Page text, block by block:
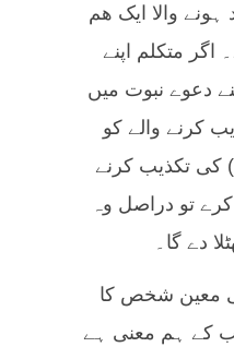
والا ایک ھم
متکلم اپنے
دعوے نبوت میں
کرنے والے کو
کی تکذیب کرنے
تو دراصل وہ
دے گا۔
معین شخص کا
کے ہم معنی ہے